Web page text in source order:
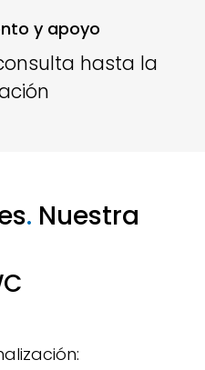
y apoyo
hasta la
. Nuestra